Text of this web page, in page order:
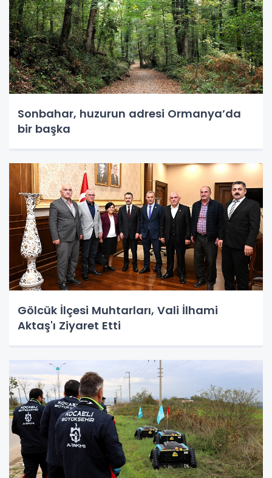
Sonbahar, huzurun adresi Ormanya’da
bir başka
Gölcük İlçesi Muhtarları, Vali İlhami
Aktaş'ı Ziyaret Etti